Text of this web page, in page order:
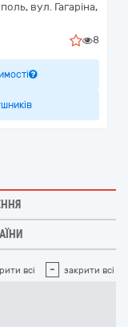
вул. Гагаріна,
8
всі - закрити всі